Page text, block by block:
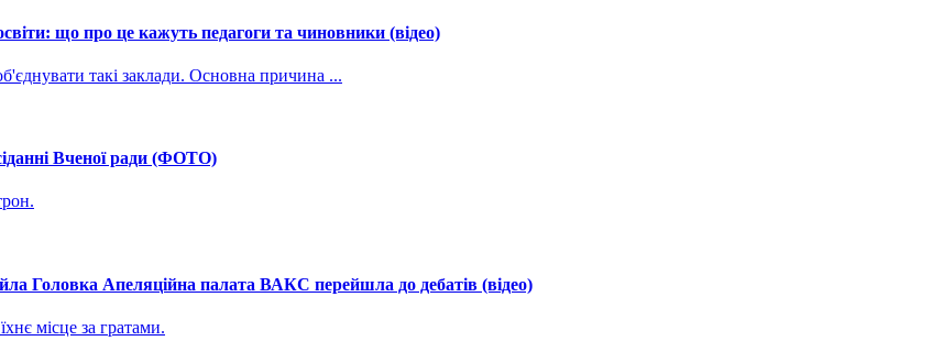
що про це кажуть педагоги та чиновники (відео)
такі заклади. Основна причина ...
Вченої ради (ФОТО)
Головка Апеляційна палата ВАКС перейшла до дебатів (відео)
місце за гратами.